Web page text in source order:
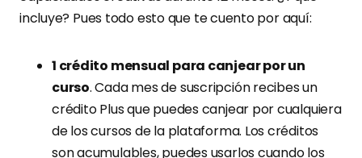
incluye? Pues todo esto que te cuento por aquí:
1 crédito mensual para canjear por un
curso. Cada mes de suscripción recibes un
crédito Plus que puedes canjear por cualquiera
de los cursos de la plataforma. Los créditos
son acumulables, puedes usarlos cuando los